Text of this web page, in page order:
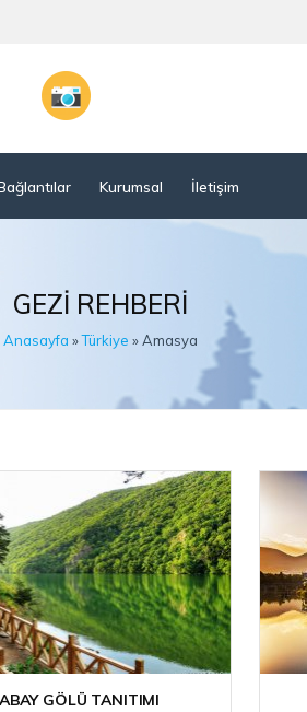
Kurumsal İletişim
GEZI REHBERI
Anasayfa »Türkiye » Amasya
GÖLÜ TANITIMI